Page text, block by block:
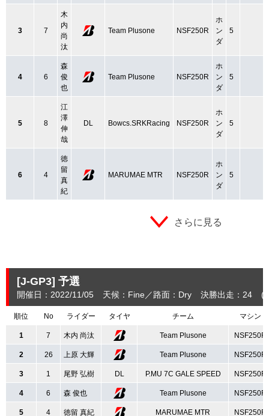
3 7
木
内
尚
汰
Team Plusone NSF250R
ホ
ン
ダ
5
4 6
森
俊
也
Team Plusone NSF250R
ホ
ン
ダ
5
5 8
江
澤
伸
哉
DL Bowcs.SRKRacing NSF250R
ホ
ン
ダ
5
6 4
徳
留
真
紀
MARUMAE MTR NSF250R
ホ
ン
ダ
5
さらに見る
[J-GP3] 予選
開催日：2022/11/05 天候：Fine 路面：Dry 決勝出走：24
順位 No ライダー タイヤ チーム マシン
1 7 木内 尚汰 Team Plusone NSF250R
2 26 上原 大輝 Team Plusone NSF250R
3 1 尾野 弘樹 DL P.MU 7C GALE SPEED NSF250R
4 6 森 俊也 Team Plusone NSF250R
5 4 徳留 真紀 MARUMAE MTR NSF250R